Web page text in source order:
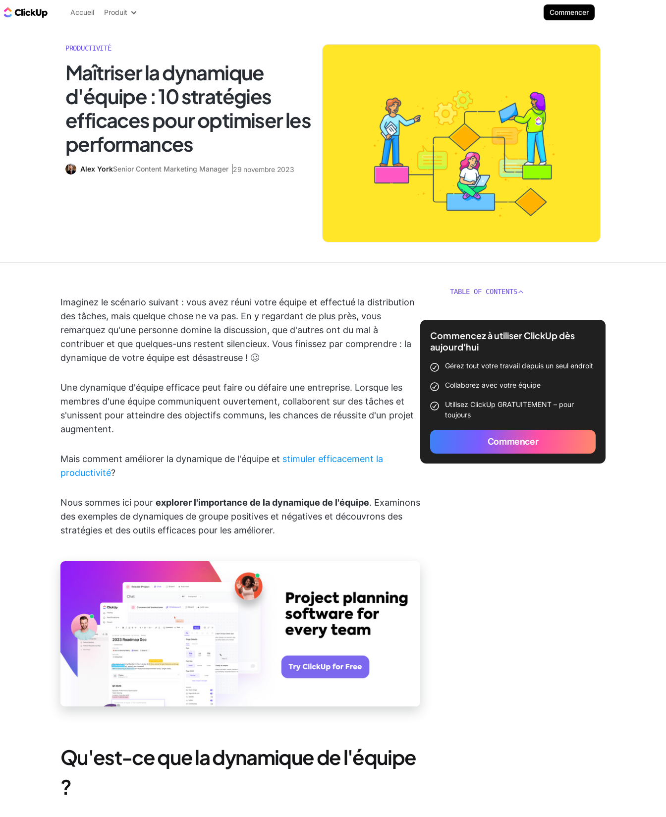
ClickUp Blog
Accueil Produit Commencer
PRODUCTIVITÉ
Maîtriser la dynamique
d'équipe : 10 stratégies
efficaces pour optimiser les
performances
Alex YorkSenior Content Marketing Manager 29 novembre 2023
Imaginez le scénario suivant : vous avez réuni votre équipe et effectué la distribution
des tâches, mais quelque chose ne va pas. En y regardant de plus près, vous
remarquez qu'une personne domine la discussion, que d'autres ont du mal à
contribuer et que quelques-uns restent silencieux. Vous finissez par comprendre : la
dynamique de votre équipe est désastreuse ! 🥴
Une dynamique d'équipe efficace peut faire ou défaire une entreprise. Lorsque les
membres d'une équipe communiquent ouvertement, collaborent sur des tâches et
s'unissent pour atteindre des objectifs communs, les chances de réussite d'un projet
augmentent.
Mais comment améliorer la dynamique de l'équipe et stimuler efficacement la
productivité?
Nous sommes ici pour explorer l'importance de la dynamique de l'équipe. Examinons
des exemples de dynamiques de groupe positives et négatives et découvrons des
stratégies et des outils efficaces pour les améliorer.
Qu'est-ce que la dynamique de l'équipe
?
TABLE OF CONTENTS
Commencez à utiliser ClickUp dès
aujourd'hui
Gérez tout votre travail depuis un seul endroit
Collaborez avec votre équipe
Utilisez ClickUp GRATUITEMENT – pour
toujours
Commencer